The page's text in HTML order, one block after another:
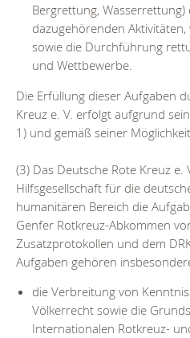
Bergrettung, Wasserrettung)
dazugehörenden
sowie die Durchführung
und Wettbewerbe.
Die Erfüllung dieser Aufgaben
Kreuz e. V. erfolgt aufgrund
1) und gemäß seiner
(3) Das Deutsche Rote Kreuz e.
Hilfsgesellschaft für die
humanitären Bereich die
Genfer Rotkreuz-Abkommen
Zusatzprotokollen und dem
Aufgaben gehören
die Verbreitung von
Völkerrecht sowie die
Internationalen Rotkreuz-